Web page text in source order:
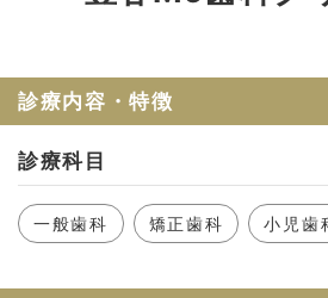
セルフチェ
診療内容・特徴
診療科目
一般歯科 矯正歯科 小児歯